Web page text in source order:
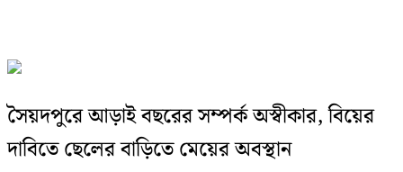
সৈয়দপুরে আড়াই বছরের সম্পর্ক অস্বীকার, বিয়ের
দাবিতে ছেলের বাড়িতে মেয়ের অবস্থান